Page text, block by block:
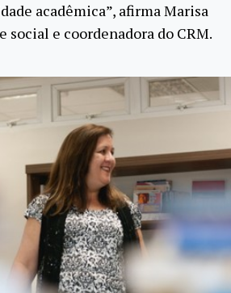
acadêmica”, afirma Marisa
social e coordenadora do CRM.